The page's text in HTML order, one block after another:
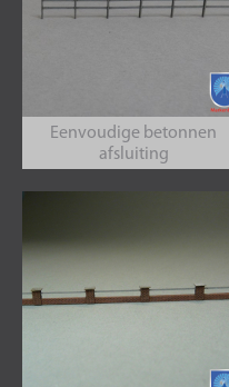
Eenvoudige betonnen
afsluiting